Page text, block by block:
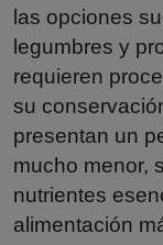
las opciones
legumbres y
requieren
su
presentan un
mucho menor,
nutrientes
alimentación